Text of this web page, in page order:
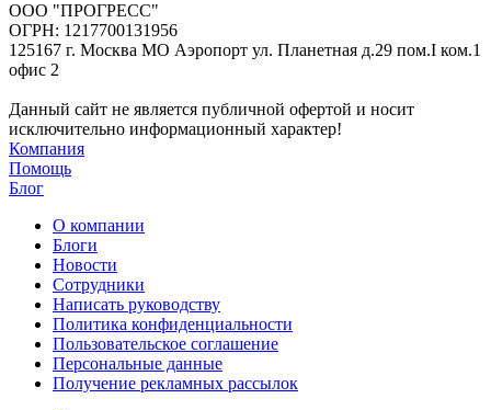
ООО "ПРОГРЕСС"
ОГРН: 1217700131956
125167 г. Москва МО Аэропорт ул. Планетная д.29 пом.I ком.1
офис 2
Данный сайт не является публичной офертой и носит
исключительно информационный характер!
Компания
Помощь
Блог
О компании
Блоги
Новости
Сотрудники
Написать руководству
Политика конфиденциальности
Пользовательское соглашение
Персональные данные
Получение рекламных рассылок